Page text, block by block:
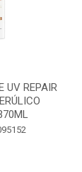
UV REPAIR